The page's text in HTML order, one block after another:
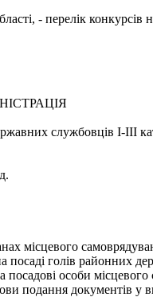
- перелік
службовців І-ІІІ
місцевого
посаді голів районних
особи
подання документів у